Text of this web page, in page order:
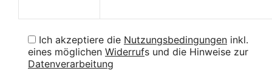
Ich akzeptiere die Nutzungsbedingungen inkl.
eines möglichen Widerrufs und die Hinweise zur
Datenverarbeitung